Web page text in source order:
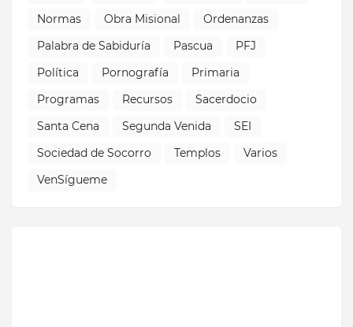
Normas
Obra Misional
Ordenanzas
Palabra de Sabiduría
Pascua
PFJ
Política
Pornografía
Primaria
Programas
Recursos
Sacerdocio
Santa Cena
Segunda Venida
SEI
Sociedad de Socorro
Templos
Varios
VenSígueme